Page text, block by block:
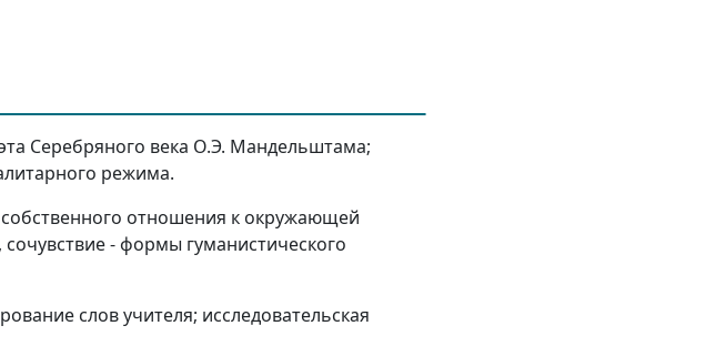
Серебряного века О.Э. Мандельштама;
режима.
отношения к окружающей
- формы гуманистического
слов учителя; исследовательская